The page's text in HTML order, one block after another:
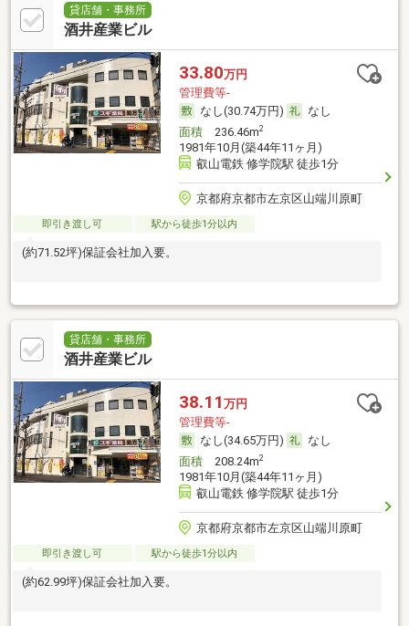
貸店舗・事務所
酒井産業ビル
33.80万円
管理費等-
なし(30.74万円)
なし
面積236.46m2
1981年10月(築44年11ヶ月)
叡山電鉄 修学院駅 徒歩1分
京都府京都市左京区山端川原町
即引き渡し可 駅から徒歩1分以内
(約71.52坪)保証会社加入要。
貸店舗・事務所
酒井産業ビル
38.11 万円
管理費等-
なし(34.65万円)
なし
面積208.24m2
1981年10月(築44年11ヶ月)
叡山電鉄 修学院駅 徒歩1分
京都府京都市左京区山端川原町
即引き渡し可 駅から徒歩1分以内
(約62.99坪)保証会社加入要。